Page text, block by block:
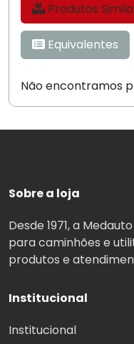
Produtos
Equivalentes
Não encontramos
Sobre a loja
Desde 1971, a
para caminhões e
produtos e
Institucional
Institucional